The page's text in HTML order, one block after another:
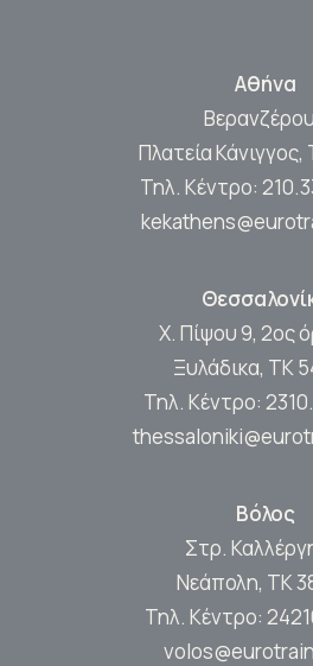
Αθήνα
Πλατεία Κάνιγγος,
Τηλ. Κέντρο:
Χ. Πίψου 9, 2ος
Ξυλάδικα, ΤΚ
Τηλ. Κέντρο:
Βόλος
Στρ.
Νεάπολη, ΤΚ
Τηλ. Κέντρο: